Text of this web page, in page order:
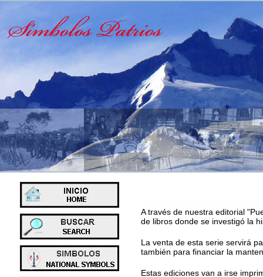
A través de nuestra editorial
de libros donde se investigó la
La venta de esta serie servirá
también para financiar la
Estas ediciones van a irse